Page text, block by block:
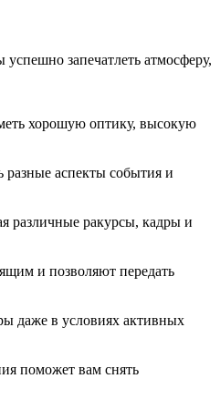
запечатлеть атмосферу,
хорошую оптику, высокую
разные аспекты события и
различные ракурсы, кадры и
и позволяют передать
даже в условиях активных
поможет вам снять